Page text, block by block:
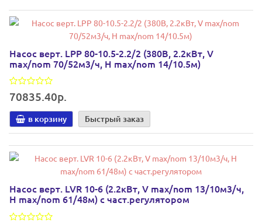
Насос верт. LPP 80-10.5-2.2/2 (380В, 2.2кВт, V
max/nom 70/52м3/ч, Н max/nom 14/10.5м)
70835.40р.
в корзину Быстрый заказ
Насос верт. LVR 10-6 (2.2кВт, V max/nom 13/10м3/ч,
H max/nom 61/48м) с част.регулятором